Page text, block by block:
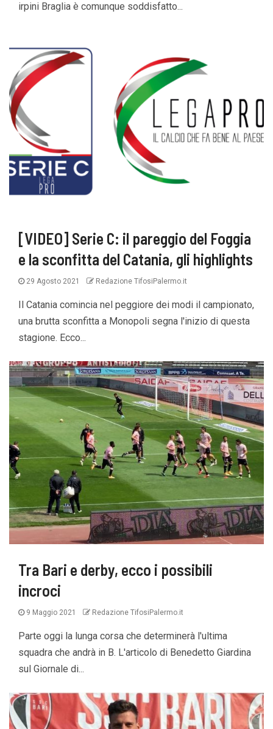
irpini Braglia è comunque soddisfatto...
[VIDEO] Serie C: il pareggio del Foggia
e la sconfitta del Catania, gli highlights
29 Agosto 2021 Redazione TifosiPalermo.it
Il Catania comincia nel peggiore dei modi il campionato,
una brutta sconfitta a Monopoli segna l'inizio di questa
stagione. Ecco...
Tra Bari e derby, ecco i possibili
incroci
9 Maggio 2021 Redazione TifosiPalermo.it
Parte oggi la lunga corsa che determinerà l'ultima
squadra che andrà in B. L'articolo di Benedetto Giardina
sul Giornale di...